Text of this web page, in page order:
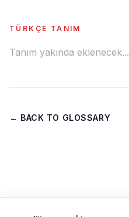
TÜRKÇE TANIM
Tanım yakında eklenecek...
← BACK TO GLOSSARY